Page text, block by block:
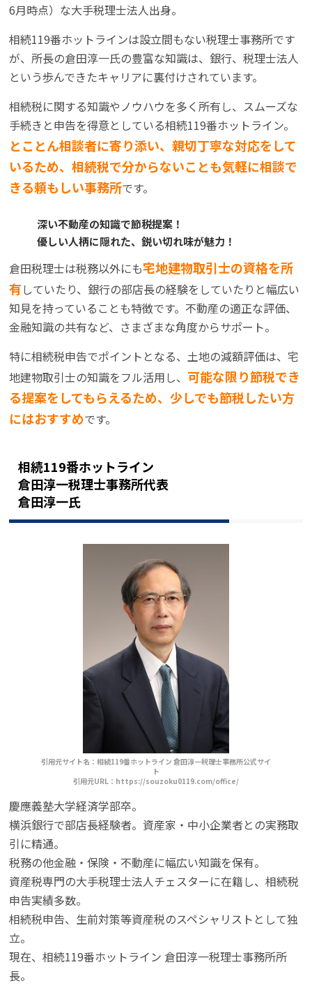
6月時点）な大手税理士法人出身。
相続119番ホットラインは設立間もない税理士事務所です
が、所長の倉田淳一氏の豊富な知識は、銀行、税理士法人
という歩んできたキャリアに裏付けされています。
相続税に関する知識やノウハウを多く所有し、スムーズな
手続きと申告を得意としている相続119番ホットライン。
とことん相談者に寄り添い、親切丁寧な対応をして
いるため、相続税で分からないことも気軽に相談で
きる頼もしい事務所です。
深い不動産の知識で節税提案！
優しい人柄に隠れた、鋭い切れ味が魅力！
倉田税理士は税務以外にも宅地建物取引士の資格を所
有 していたり、銀行の部店長の経験をしていたりと幅広い
知見を持っていることも特徴です。不動産の適正な評価、
金融知識の共有など、さまざまな角度からサポート。
特に相続税申告でポイントとなる、土地の減額評価は、宅
地建物取引士の知識をフル活用し、 可能な限り節税でき
る提案をしてもらえるため、少しでも節税したい方
にはおすすめです。
相続119番ホットライン
倉田淳一税理士事務所代表
倉田淳一氏
引用元サイト名：相続119番ホットライン 倉田淳一税理士事務所公式サイ
ト
引用元URL：https://souzoku0119.com/office/
慶應義塾大学経済学部卒。
横浜銀行で部店長経験者。資産家・中小企業者との実務取
引に精通。
税務の他金融・保険・不動産に幅広い知識を保有。
資産税専門の大手税理士法人チェスターに在籍し、相続税
申告実績多数。
相続税申告、生前対策等資産税のスペシャリストとして独
立。
現在、相続119番ホットライン 倉田淳一税理士事務所所
長。